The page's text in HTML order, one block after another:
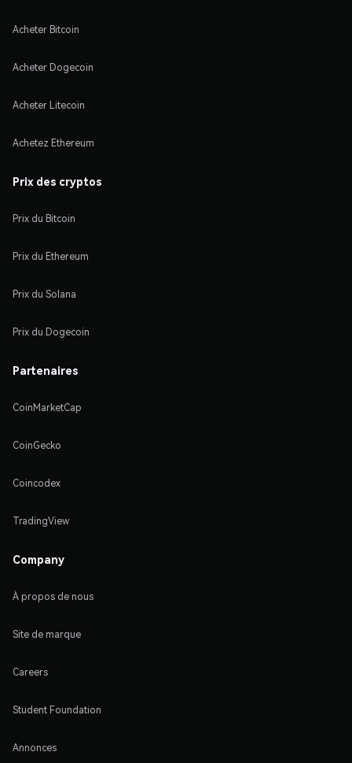
Acheter Bitcoin
Acheter Dogecoin
Acheter Litecoin
Achetez Ethereum
Prix des cryptos
Prix du Bitcoin
Prix du Ethereum
Prix du Solana
Prix du Dogecoin
Partenaires
CoinMarketCap
CoinGecko
Coincodex
TradingView
Company
À propos de nous
Site de marque
Careers
Student Foundation
Annonces